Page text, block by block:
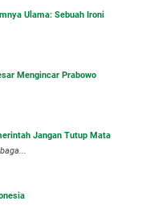
Ulama: Sebuah Ironi
Mengincar Prabowo
Jangan Tutup Mata